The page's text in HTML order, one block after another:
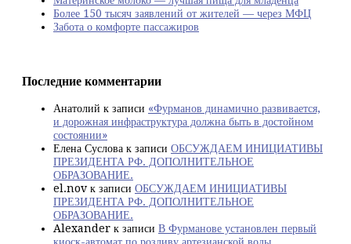
Более 150 тысяч заявлений от жителей — через МФЦ
Забота о комфорте пассажиров
Последние комментарии
Анатолий к записи «Фурманов динамично развивается,
и дорожная инфраструктура должна быть в достойном
состоянии»
Елена Суслова к записи ОБСУЖДАЕМ ИНИЦИАТИВЫ
ПРЕЗИДЕНТА РФ. ДОПОЛНИТЕЛЬНОЕ
ОБРАЗОВАНИЕ.
el.nov к записи ОБСУЖДАЕМ ИНИЦИАТИВЫ
ПРЕЗИДЕНТА РФ. ДОПОЛНИТЕЛЬНОЕ
ОБРАЗОВАНИЕ.
Alexander к записи В Фурманове установлен первый